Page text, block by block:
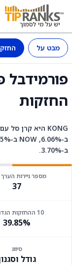
מבט על
החזקות
ב-3.70%.
מספר ניירות
37
10 ההחזקות הגדולות
39.85%
סיווג
גודל